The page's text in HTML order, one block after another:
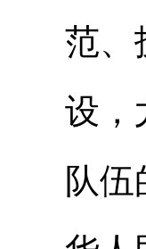
范、
设，
队